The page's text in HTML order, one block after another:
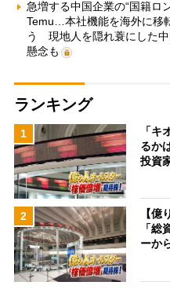
急増する中国企業の“国籍ロ
Temu…本社機能を海外に移
う 現地人を隠れ蓑にした
懸念も
ランキング
1
「キ
るか
投資
2
【億
「
ーか